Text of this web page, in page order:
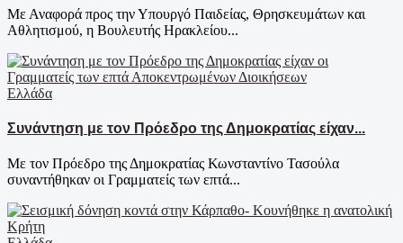
Με Αναφορά προς την Υπουργό Παιδείας, Θρησκευμάτων και
Αθλητισμού, η Βουλευτής Ηρακλείου...
Ελλάδα
Συνάντηση με τον Πρόεδρο της Δημοκρατίας είχαν...
Με τον Πρόεδρο της Δημοκρατίας Κωνσταντίνο Τασούλα
συναντήθηκαν οι Γραμματείς των επτά...